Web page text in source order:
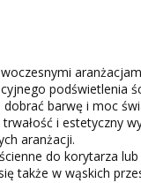
podświetlenia
barwę i moc
i estetyczny
aranżacji.
do korytarza
także w wąskich